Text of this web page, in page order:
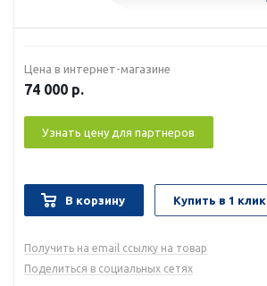
Цена в интернет-магазине
74 000 р.
Узнать цену для партнеров
В корзину Купить в 1 клик
Получить на email ссылку на товар
Поделиться в социальных сетях